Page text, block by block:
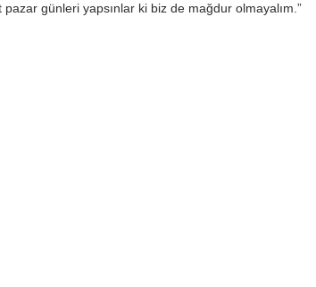
günleri yapsınlar ki biz de mağdur olmayalım.”